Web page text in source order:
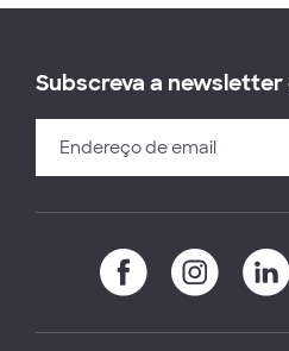
Subscreva a newsletter